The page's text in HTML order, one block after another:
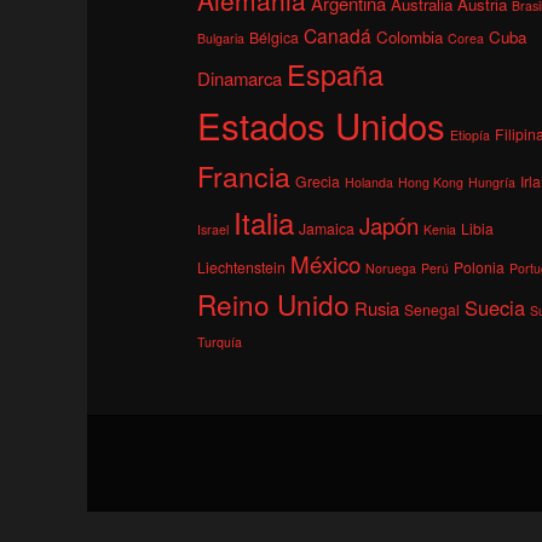
Brasil
Bulgaria Bélgica Canadá Colombia Corea Cuba
Dinamarca España
Estados Unidos Etiopía
Francia Grecia Holanda Hong Kong Hungría
Israel Italia Jamaica Japón Kenia Libia
Liechtenstein México Noruega Perú Polonia
Reino Unido Rusia Senegal Suecia
Turquía